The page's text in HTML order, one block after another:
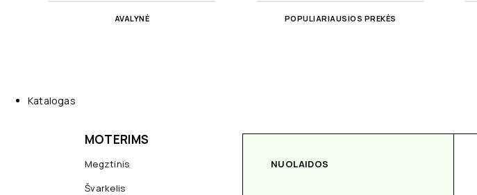
AVALYNĖ POPULIARIAUSIOS PREKĖS
Katalogas
MOTERIMS
Megztinis
Švarkelis
NUOLAIDOS